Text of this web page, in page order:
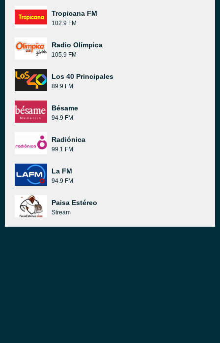
Tropicana FM
102.9 FM
Radio Olímpica
105.9 FM
Los 40 Principales
89.9 FM
Bésame
94.9 FM
Radiónica
99.1 FM
La FM
94.9 FM
Paisa Estéreo
Stream